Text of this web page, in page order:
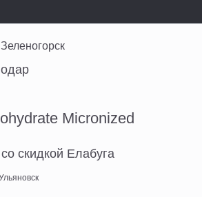
Micronized
скидкой Елабуга